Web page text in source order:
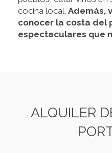
cocina local. Además,
conocer la costa del
espectaculares que
ALQUILER